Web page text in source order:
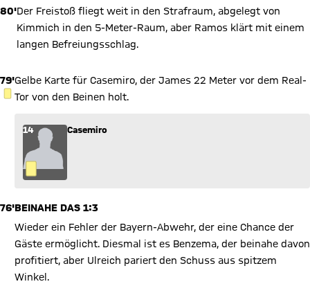
80'Der Freistoß fliegt weit in den Strafraum, abgelegt von
Kimmich in den 5-Meter-Raum, aber Ramos klärt mit einem
langen Befreiungsschlag.
79'
GELBE KARTE
Gelbe Karte für Casemiro, der James 22 Meter vor dem Real-
Tor von den Beinen holt.
14 Casemiro
76'BEINAHE DAS 1:3
Wieder ein Fehler der Bayern-Abwehr, der eine Chance der
Gäste ermöglicht. Diesmal ist es Benzema, der beinahe davon
profitiert, aber Ulreich pariert den Schuss aus spitzem
Winkel.